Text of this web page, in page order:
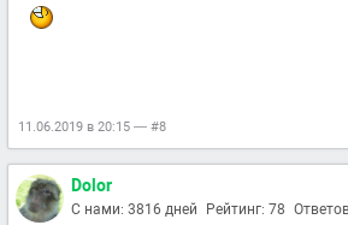
11.06.2019 в 20:15 — #8
Dolor
С нами: 3816 дней Рейтинг: 78